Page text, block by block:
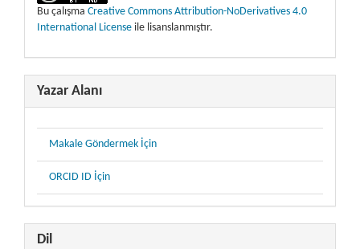
Bu çalışma Creative Commons Attribution-NoDerivatives 4.0
International License ile lisanslanmıştır.
Yazar Alanı
Makale Göndermek İçin
ORCID ID İçin
Dil